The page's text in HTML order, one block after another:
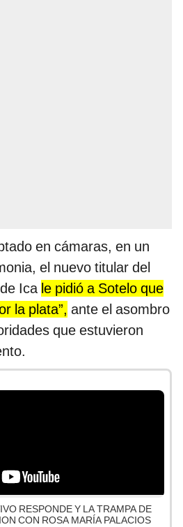
en cámaras, en un
el nuevo titular del
Ica le pidió a Sotelo que
la plata”, ante el asombro
que estuvieron
RESPONDE Y LA TRAMPA DE
CON ROSA MARÍA PALACIOS